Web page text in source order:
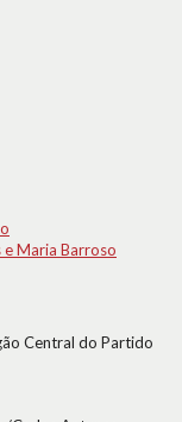
e Maria Barroso
Central do Partido